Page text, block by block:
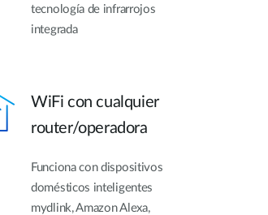
tecnología de infrarrojos
integrada
WiFi con cualquier
router/operadora
Funciona con dispositivos
domésticos inteligentes
mydlink, Amazon Alexa,